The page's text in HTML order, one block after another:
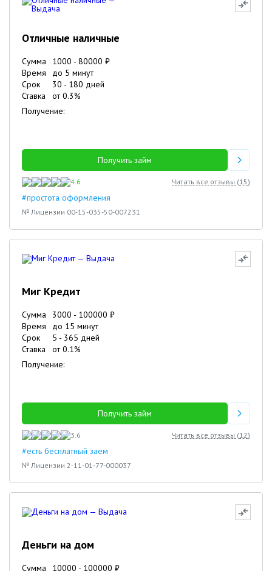
Отличные наличные
Сумма 1000 - 80000 ₽
Время
до 5 минут
Срок
30 - 180 дней
Ставка
от0.3%
Получение:
Получить займ
4.6 Читать все отзывы (15)
#простота оформления
№ Лицензии 00-15-035-50-007231
Миг Кредит
Сумма 3000 - 100000 ₽
Время
до 15 минут
Срок
5 - 365 дней
Ставка
от0.1%
Получение:
Получить займ
3.6 Читать все отзывы (12)
#есть бесплатный заем
№ Лицензии 2-11-01-77-000037
Деньги на дом
Сумма 10000 - 100000 ₽